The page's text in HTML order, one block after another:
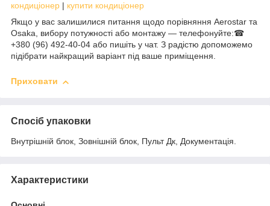
кондиціонер | купити кондиціонер
Якщо у вас залишилися питання щодо порівняння Aerostar та
Osaka, вибору потужності або монтажу — телефонуйте:☎
+380 (96) 492-40-04 або пишіть у чат. З радістю допоможемо
підібрати найкращий варіант під ваше приміщення.
Приховати
Спосіб упаковки
Внутрішній блок, Зовнішній блок, Пульт Дк, Документація.
Характеристики